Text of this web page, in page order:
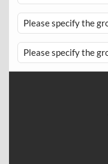
Please specify the
Please specify the